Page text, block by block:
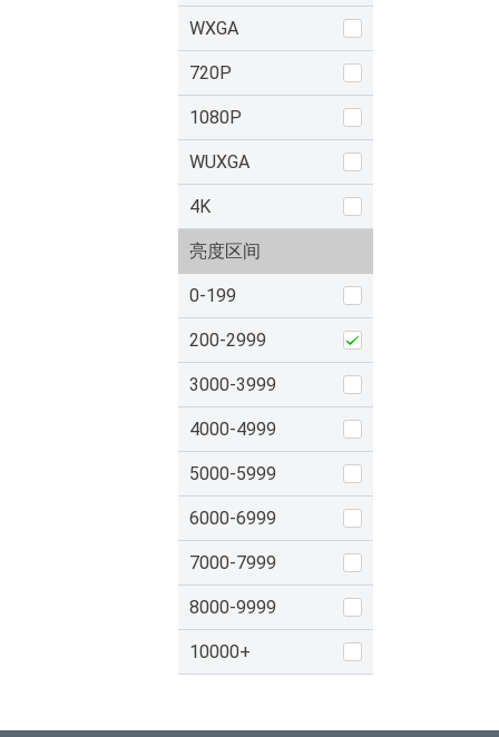
WXGA
720P
1080P
WUXGA
4K
亮度区间
0-199
200-2999
3000-3999
4000-4999
5000-5999
6000-6999
7000-7999
8000-9999
10000+